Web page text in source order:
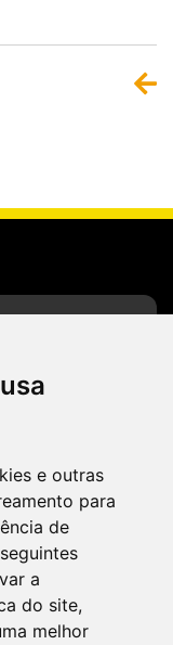
e outras
para
de
a
do site,
melhor
Brasil 21, 20º
- Brasília/DF
comercial